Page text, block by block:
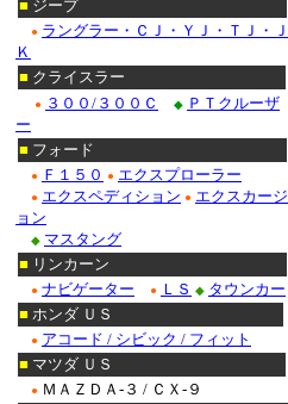
■ ジープ
● ラングラー・ＣＪ・ＹＪ・ＴＪ・Ｊ
Ｋ
■ クライスラー
● ３００/３００Ｃ ◆ ＰＴクルーザ
ー
■ フォード
● Ｆ１５０ ● エクスプローラー
● エクスペディション ● エクスカージ
ョン
◆ マスタング
■ リンカーン
● ナビゲーター ● ＬＳ ◆ タウンカー
■ ホンダ ＵＳ
● アコード / シビック / フィット
■ マツダ ＵＳ
● ＭＡＺＤＡ-３ / ＣＸ-９